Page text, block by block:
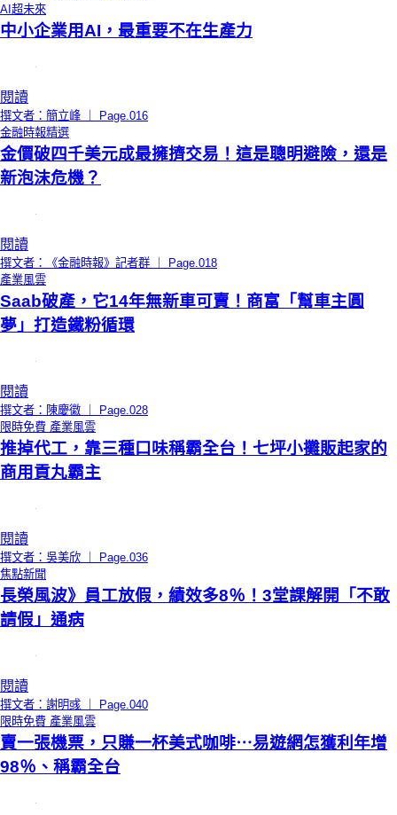
AI超未來
中小企業用AI，最重要不在生產力
閱讀
撰文者：簡立峰 ｜ Page.016
金融時報精選
金價破四千美元成最擁擠交易！這是聰明避險，還是
新泡沫危機？
閱讀
撰文者：《金融時報》記者群 ｜ Page.018
產業風雲
Saab破產，它14年無新車可賣！商富「幫車主圓
夢」打造鐵粉循環
閱讀
撰文者：陳慶徽 ｜ Page.028
限時免費 產業風雲
推掉代工，靠三種口味稱霸全台！七坪小攤販起家的
商用貢丸霸主
閱讀
撰文者：吳美欣 ｜ Page.036
焦點新聞
長榮風波》員工放假，績效多8％！3堂課解開「不敢
請假」通病
閱讀
撰文者：謝明彧 ｜ Page.040
限時免費 產業風雲
賣一張機票，只賺一杯美式咖啡⋯易遊網怎獲利年增
98％、稱霸全台